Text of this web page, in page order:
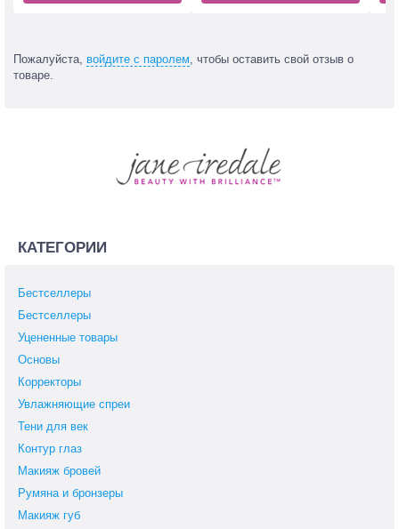
Пожалуйста, войдите с паролем, чтобы оставить свой отзыв о
товаре.
КАТЕГОРИИ
Бестселлеры
Бестселлеры
Уцененные товары
Основы
Корректоры
Увлажняющие спреи
Тени для век
Контур глаз
Макияж бровей
Румяна и бронзеры
Макияж губ